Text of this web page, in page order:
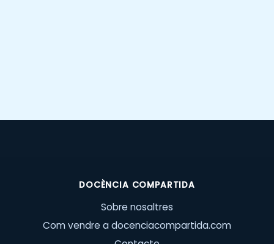
DOCÈNCIA COMPARTIDA
Sobre nosaltres
Com vendre a docenciacompartida.com